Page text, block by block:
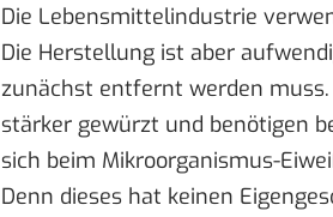
Die Lebensmittelindustrie
Die Herstellung ist aber
zunächst entfernt werden
stärker gewürzt und benötigen
sich beim Mikroorganismus-
Denn dieses hat keinen